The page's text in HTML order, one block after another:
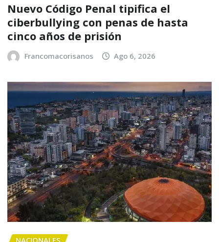
Nuevo Código Penal tipifica el
ciberbullying con penas de hasta
cinco años de prisión
Francomacorisanos Ago 6, 2026